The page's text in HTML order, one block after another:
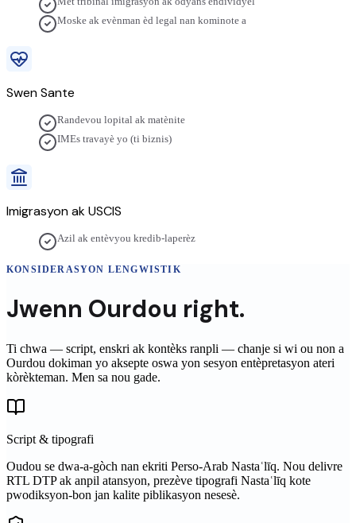
Moske ak evènman èd legal nan kominote a
Swen Sante
Randevou lopital ak matènite
IMEs travayè yo (ti biznis)
Imigrasyon ak USCIS
Azil ak entèvyou kredib-laperèz
KONSIDERASYON LENGWISTIK
Jwenn Ourdou right.
Ti chwa — script, enskri ak kontèks ranpli — chanje si wi ou non a
Ourdou dokiman yo aksepte oswa yon sesyon entèpretasyon ateri
kòrèkteman. Men sa nou gade.
Script & tipografi
Oudou se dwa-a-gòch nan ekriti Perso-Arab Nastaʿlīq. Nou delivre
RTL DTP ak anpil atansyon, prezève tipografi Nastaʿlīq kote
pwodiksyon-bon jan kalite piblikasyon nesesè.